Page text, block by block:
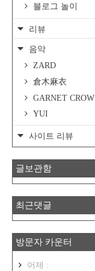
블로그 놀이
리뷰
음악
ZARD
倉木麻衣
GARNET CROW
YUI
사이트 리뷰
글보관함
최근댓글
방문자 카운터
어제 :